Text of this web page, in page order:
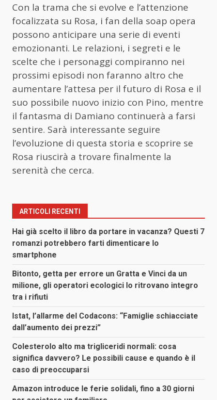
Con la trama che si evolve e l’attenzione
focalizzata su Rosa, i fan della soap opera
possono anticipare una serie di eventi
emozionanti. Le relazioni, i segreti e le
scelte che i personaggi compiranno nei
prossimi episodi non faranno altro che
aumentare l’attesa per il futuro di Rosa e il
suo possibile nuovo inizio con Pino, mentre
il fantasma di Damiano continuerà a farsi
sentire. Sarà interessante seguire
l’evoluzione di questa storia e scoprire se
Rosa riuscirà a trovare finalmente la
serenità che cerca.
ARTICOLI RECENTI
Hai già scelto il libro da portare in vacanza? Questi 7
romanzi potrebbero farti dimenticare lo
smartphone
Bitonto, getta per errore un Gratta e Vinci da un
milione, gli operatori ecologici lo ritrovano integro
tra i rifiuti
Istat, l’allarme del Codacons: “Famiglie schiacciate
dall’aumento dei prezzi”
Colesterolo alto ma trigliceridi normali: cosa
significa davvero? Le possibili cause e quando è il
caso di preoccuparsi
Amazon introduce le ferie solidali, fino a 30 giorni